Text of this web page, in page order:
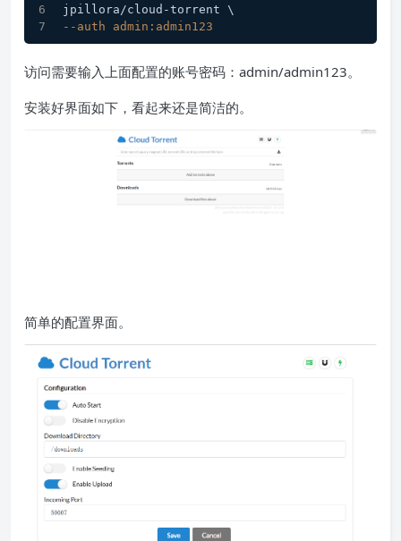
jpillora/cloud-torrent \
--auth admin:admin123
访问需要输入上面配置的账号密码：admin/admin123。
安装好界面如下，看起来还是简洁的。
简单的配置界面。